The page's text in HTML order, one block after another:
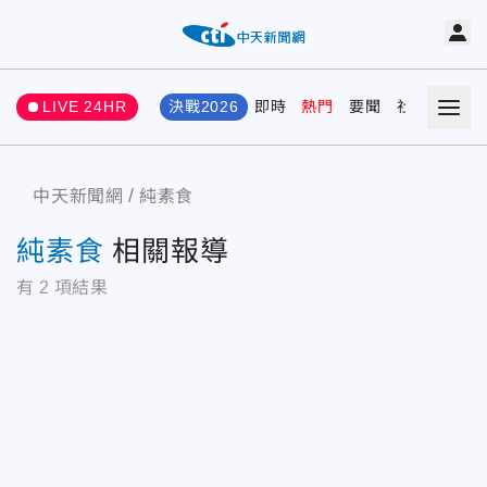
LIVE 24HR 決戰2026 即時 熱門 要聞 社會 娛樂
中天新聞網 純素食
純素食 相關報導
有 2 項結果